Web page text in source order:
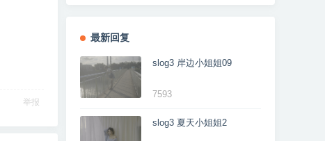
举报
最新回复
slog3 岸边小姐姐09
7593
slog3 夏天小姐姐2